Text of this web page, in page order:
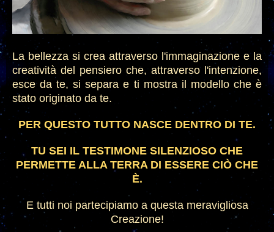
La bellezza si crea attraverso l'immaginazione e la
creatività del pensiero che, attraverso l'intenzione,
esce da te, si separa e ti mostra il modello che è
stato originato da te.
PER QUESTO TUTTO NASCE DENTRO DI TE.
TU SEI IL TESTIMONE SILENZIOSO CHE
PERMETTE ALLA TERRA DI ESSERE CIÒ CHE
È.
E tutti noi partecipiamo a questa meravigliosa
Creazione!